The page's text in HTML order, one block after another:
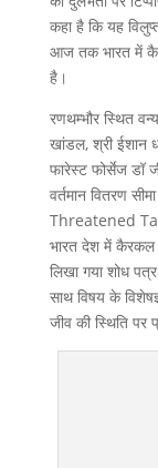
कहा है कि यह
आज तक भारत में
है।
रणथम्भौर स्थित
खांडल, श्री ईशान
फारेस्ट फोर्सेज डॉ
वर्तमान वितरण
Threatened
भारत देश में कैरकल
लिखा गया शोध
साथ विषय के
जीव की स्थिति पर